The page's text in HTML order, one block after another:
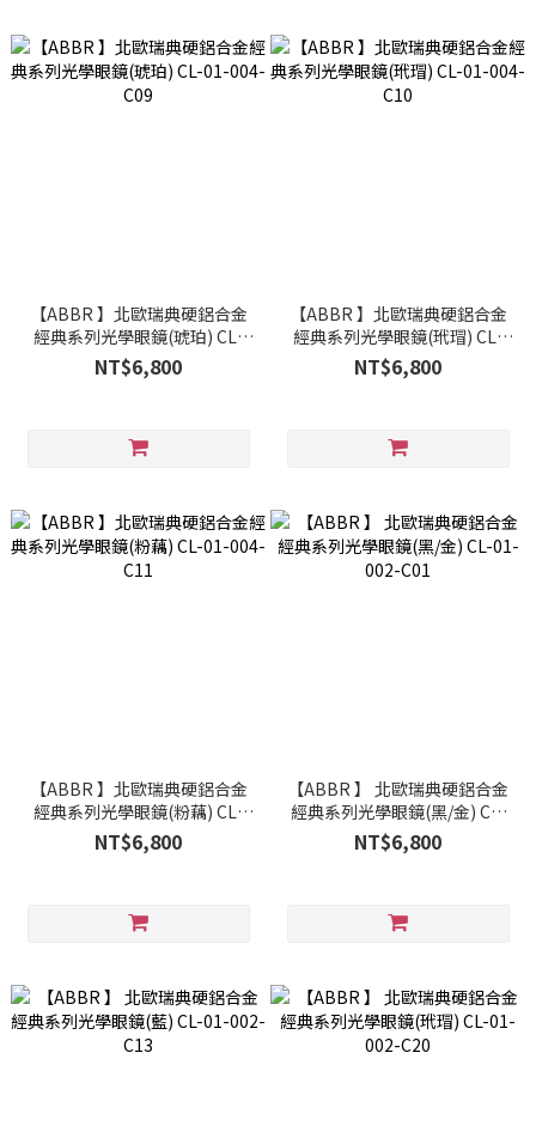
【ABBR 】北歐瑞典硬鋁合金
經典系列光學眼鏡(琥珀) CL-
01-004-C09
NT$6,800
【ABBR 】北歐瑞典硬鋁合金
經典系列光學眼鏡(玳瑁) CL-
01-004-C10
NT$6,800
【ABBR 】北歐瑞典硬鋁合金
經典系列光學眼鏡(粉藕) CL-
01-004-C11
NT$6,800
【ABBR 】 北歐瑞典硬鋁合金
經典系列光學眼鏡(黑/金) CL-
01-002-C01
NT$6,800